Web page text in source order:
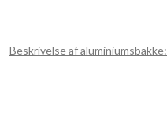
Beskrivelse af aluminiumsbakke: